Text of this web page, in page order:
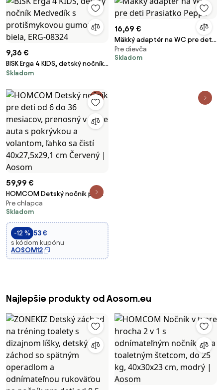
9,36 €
BISK Erga 4 KIDS, detský nočník
Medvedík s protišmykovou
Skladom
16,69 €
Mäkký adaptér na WC pre deti
Prasiatko Peppa
Pre dievča
Skladom
59,99 €
HOMCOM Detský nočník pre
deti od 6 do 36 mesiacov,
prenosný v tvare auta s
pokrývkou a volantom, ľahko sa
čistí 40x27,5x29,1 cm Červený |
Aosom
Pre chlapca
Skladom
-12 % 53 €
s kódom kupónu
AOSOM12
Najlepšie produkty od Aosom.eu